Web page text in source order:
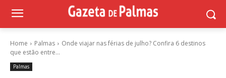
Home Palmas
Onde viajar nas férias de julho? Confira 6 destinos
que estão entre...
Palmas